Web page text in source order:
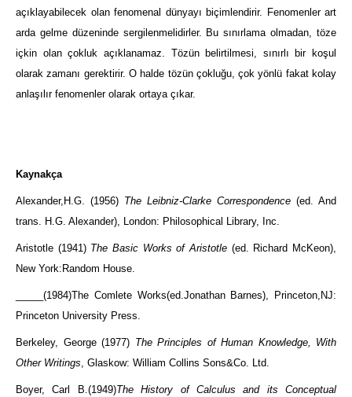
açıklayabilecek olan fenomenal dünyayı biçimlendirir. Fenomenler art
arda gelme düzeninde sergilenmelidirler. Bu sınırlama olmadan, töze
içkin olan çokluk açıklanamaz. Tözün belirtilmesi, sınırlı bir koşul
olarak zamanı gerektirir. O halde tözün çokluğu, çok yönlü fakat kolay
anlaşılır fenomenler olarak ortaya çıkar.
Kaynakça
Alexander,H.G. (1956) The Leibniz-Clarke Correspondence (ed. And
trans. H.G. Alexander), London: Philosophical Library, Inc.
Aristotle (1941) The Basic Works of Aristotle (ed. Richard McKeon),
New York:Random House.
_____(1984)The Comlete Works(ed.Jonathan Barnes), Princeton,NJ:
Princeton University Press.
Berkeley, George (1977) The Principles of Human Knowledge, With
Other Writings, Glaskow: William Collins Sons&Co. Ltd.
Boyer, Carl B.(1949)The History of Calculus and its Conceptual